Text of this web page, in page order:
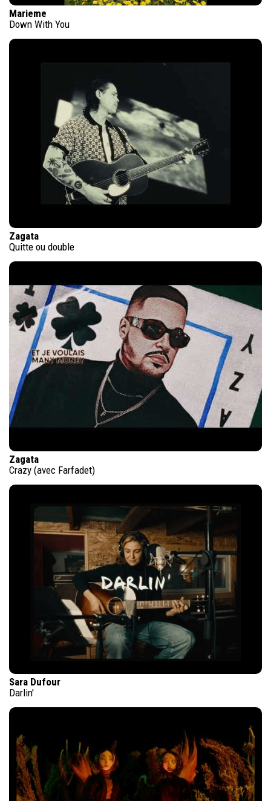
Marieme
Down With You
Zagata
Quitte ou double
Zagata
Crazy (avec Farfadet)
Sara Dufour
Darlin'